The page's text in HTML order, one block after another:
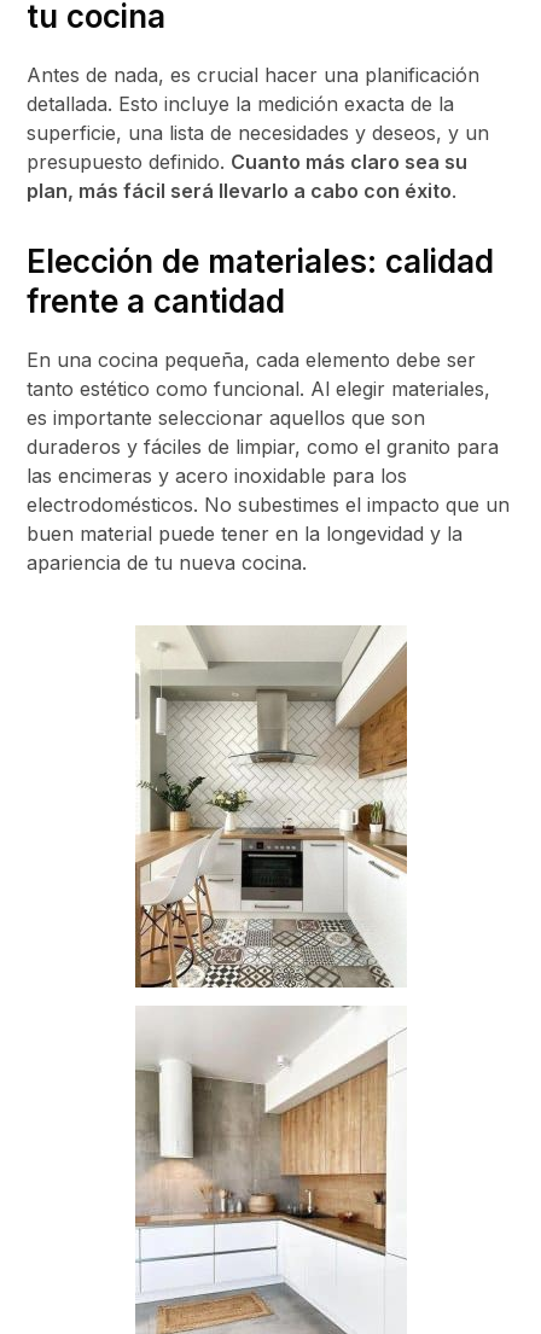
tu cocina
Antes de nada, es crucial hacer una planificación
detallada. Esto incluye la medición exacta de la
superficie, una lista de necesidades y deseos, y un
presupuesto definido. Cuanto más claro sea su
plan, más fácil será llevarlo a cabo con éxito.
Elección de materiales: calidad
frente a cantidad
En una cocina pequeña, cada elemento debe ser
tanto estético como funcional. Al elegir materiales,
es importante seleccionar aquellos que son
duraderos y fáciles de limpiar, como el granito para
las encimeras y acero inoxidable para los
electrodomésticos. No subestimes el impacto que un
buen material puede tener en la longevidad y la
apariencia de tu nueva cocina.